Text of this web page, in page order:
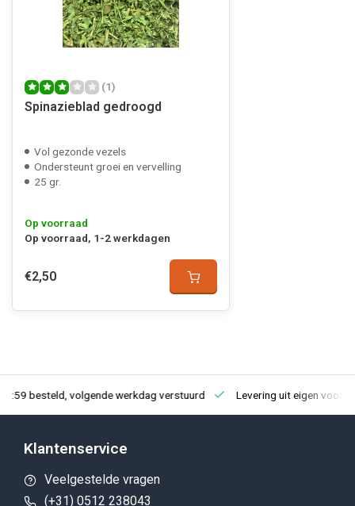
(1)
Spinazieblad gedroogd
Vol gezonde vezels
Ondersteunt groei en vervelling
25 gr.
Op voorraad
Op voorraad, 1-2 werkdagen
€2,50
besteld, volgende werkdag verstuurd Levering uit eigen
Klantenservice
Veelgestelde vragen
(+31) 0512 238043